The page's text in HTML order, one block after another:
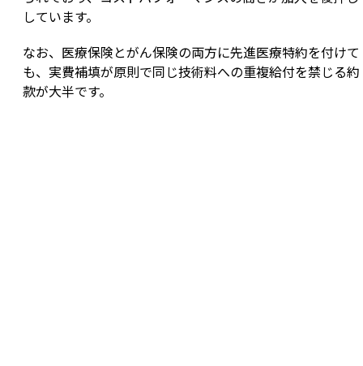
しています。
なお、医療保険とがん保険の両方に先進医療特約を付けて
も、実費補填が原則で同じ技術料への重複給付を禁じる約
款が大半です。